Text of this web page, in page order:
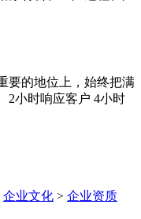
地位上，始终把满
。2小时响应客户 4小时
企业文化 > 企业资质